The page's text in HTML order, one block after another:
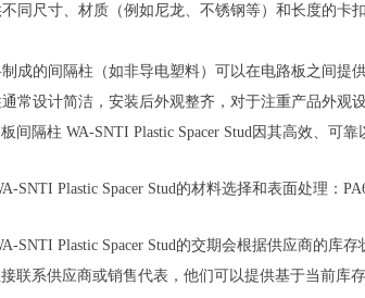
同尺寸、材质（例如尼龙、不锈钢等）和长度的
成的间隔柱（如非导电塑料）可以在电路板之间提
常设计简洁，安装后外观整齐，对于注重产品外观
间隔柱 WA-SNTI Plastic Spacer Stud因其高效、可
SNTI Plastic Spacer Stud的材料选择和表面处理：
SNTI Plastic Spacer Stud的交期会根据供应商的库
联系供应商或销售代表，他们可以提供基于当前库